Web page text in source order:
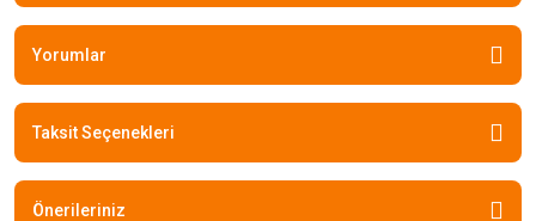
Yorumlar
Taksit Seçenekleri
Önerileriniz